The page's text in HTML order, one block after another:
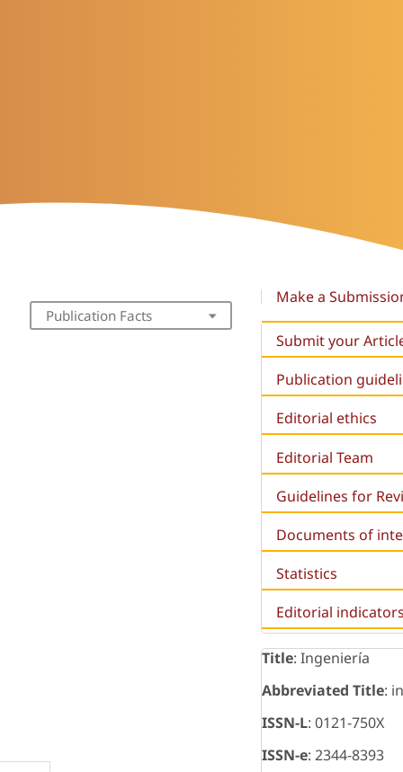
Publication Facts
Make a
Submit your
Publication
Editorial ethics
Editorial Team
Guidelines for
Documents of
Statistics
Editorial
Title: Ingeniería
Abbreviated Title:
ISSN-L: 0121-750X
ISSN-e: 2344-8393